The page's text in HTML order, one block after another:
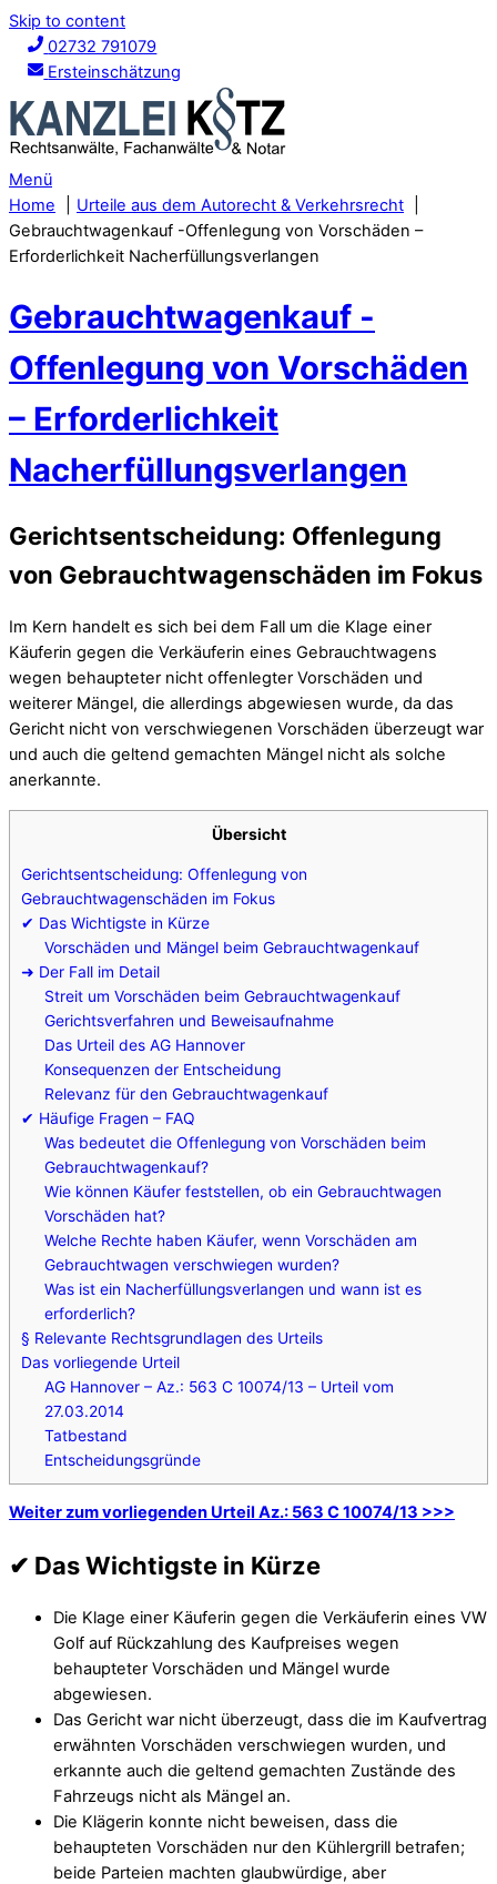
Skip to content
02732 791079
Ersteinschätzung
Menü
Home
Urteile aus dem Autorecht & Verkehrsrecht
Gebrauchtwagenkauf -Offenlegung von Vorschäden –
Erforderlichkeit Nacherfüllungsverlangen
Gebrauchtwagenkauf -
Offenlegung von Vorschäden
– Erforderlichkeit
Nacherfüllungsverlangen
Gerichtsentscheidung: Offenlegung
von Gebrauchtwagenschäden im Fokus
Im Kern handelt es sich bei dem Fall um die Klage einer
Käuferin gegen die Verkäuferin eines Gebrauchtwagens
wegen behaupteter nicht offenlegter Vorschäden und
weiterer Mängel, die allerdings abgewiesen wurde, da das
Gericht nicht von verschwiegenen Vorschäden überzeugt war
und auch die geltend gemachten Mängel nicht als solche
anerkannte.
Übersicht
Gerichtsentscheidung: Offenlegung von
Gebrauchtwagenschäden im Fokus
✔ Das Wichtigste in Kürze
Vorschäden und Mängel beim Gebrauchtwagenkauf
➜ Der Fall im Detail
Streit um Vorschäden beim Gebrauchtwagenkauf
Gerichtsverfahren und Beweisaufnahme
Das Urteil des AG Hannover
Konsequenzen der Entscheidung
Relevanz für den Gebrauchtwagenkauf
✔ Häufige Fragen – FAQ
Was bedeutet die Offenlegung von Vorschäden beim
Gebrauchtwagenkauf?
Wie können Käufer feststellen, ob ein Gebrauchtwagen
Vorschäden hat?
Welche Rechte haben Käufer, wenn Vorschäden am
Gebrauchtwagen verschwiegen wurden?
Was ist ein Nacherfüllungsverlangen und wann ist es
erforderlich?
§ Relevante Rechtsgrundlagen des Urteils
Das vorliegende Urteil
AG Hannover – Az.: 563 C 10074/13 – Urteil vom
27.03.2014
Tatbestand
Entscheidungsgründe
Weiter zum vorliegenden Urteil Az.: 563 C 10074/13 >>>
✔ Das Wichtigste in Kürze
Die Klage einer Käuferin gegen die Verkäuferin eines VW
Golf auf Rückzahlung des Kaufpreises wegen
behaupteter Vorschäden und Mängel wurde
abgewiesen.
Das Gericht war nicht überzeugt, dass die im Kaufvertrag
erwähnten Vorschäden verschwiegen wurden, und
erkannte auch die geltend gemachten Zustände des
Fahrzeugs nicht als Mängel an.
Die Klägerin konnte nicht beweisen, dass die
behaupteten Vorschäden nur den Kühlergrill betrafen;
beide Parteien machten glaubwürdige, aber